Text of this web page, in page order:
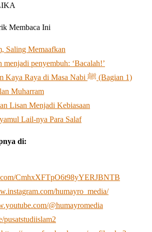
Membaca Ini
Saling Memaafkan
menjadi penyembuh: ‘Bacalah!’
3 Sosok Muslim Kaya Raya di Masa Nabi ﷺ (Bagian 1)
Muharram
Lisan Menjadi Kebiasaan
Lail-nya Para Salaf
di:
CmhxXFTpO6t98yYERJBNTB
humayro_media/
@humayromedia
pusatstudiislam2